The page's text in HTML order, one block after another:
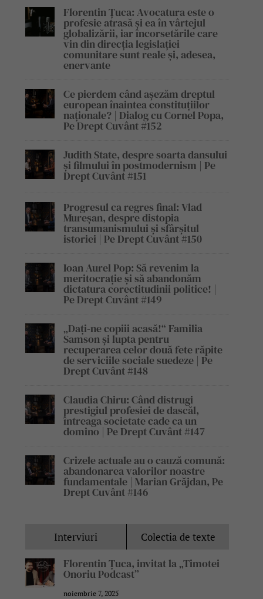
Florentin Țuca: Avocatura este o
profesie atrasă și ea în vârtejul
globalizării, iar încorsetările care
vin din direcția legislației
comunitare sunt reale și, adesea,
enervante
Ce pierdem când așezăm dreptul
european înaintea constituțiilor
naționale? | Dialog cu Cornel Popa,
Pe Drept Cuvânt #152
Judith State, despre soarta dansului
și filmului în postmodernism | Pe
Drept Cuvânt #151
Progresul ca regres final: Vlad
Mureșan, despre distopia
transumanismului și sfârșitul
istoriei | Pe Drept Cuvânt #150
Ioan Aurel Pop: Să revenim la
meritocrație și să abandonăm
dictatura corectitudinii politice! |
Pe Drept Cuvânt #149
„Dați-ne copiii acasă!“ Familia
Samson și lupta pentru
recuperarea celor două fete răpite
de serviciile sociale suedeze | Pe
Drept Cuvânt #148
Claudia Chiru: Când distrugi
prestigiul profesiei de dascăl,
întreaga societate cade ca un
domino | Pe Drept Cuvânt #147
Crizele actuale au o cauză comună:
abandonarea valorilor noastre
fundamentale | Marian Grăjdan, Pe
Drept Cuvânt #146
Interviuri Colectia de texte
Florentin Țuca, invitat la „Timotei
Onoriu Podcast”
noiembrie 7, 2025